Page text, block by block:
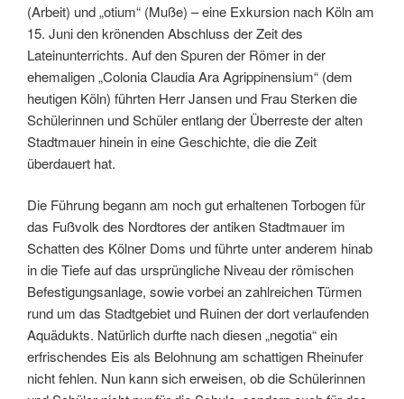
(Arbeit) und „otium“ (Muße) – eine Exkursion nach Köln am
15. Juni den krönenden Abschluss der Zeit des
Lateinunterrichts. Auf den Spuren der Römer in der
ehemaligen „Colonia Claudia Ara Agrippinensium“ (dem
heutigen Köln) führten Herr Jansen und Frau Sterken die
Schülerinnen und Schüler entlang der Überreste der alten
Stadtmauer hinein in eine Geschichte, die die Zeit
überdauert hat.
Die Führung begann am noch gut erhaltenen Torbogen für
das Fußvolk des Nordtores der antiken Stadtmauer im
Schatten des Kölner Doms und führte unter anderem hinab
in die Tiefe auf das ursprüngliche Niveau der römischen
Befestigungsanlage, sowie vorbei an zahlreichen Türmen
rund um das Stadtgebiet und Ruinen der dort verlaufenden
Aquädukts. Natürlich durfte nach diesen „negotia“ ein
erfrischendes Eis als Belohnung am schattigen Rheinufer
nicht fehlen. Nun kann sich erweisen, ob die Schülerinnen